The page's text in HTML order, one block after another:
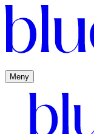
Meny